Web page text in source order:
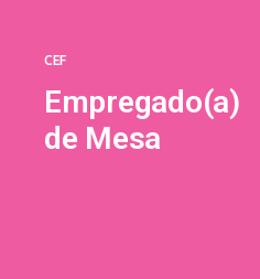
CEF
Empregado(a)
de Mesa